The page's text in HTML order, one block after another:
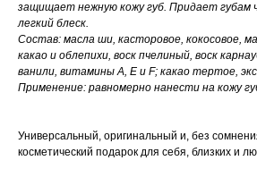
защищает нежную кожу губ. Придает губам
легкий блеск.
Состав: масла ши, касторовое, кокосовое,
какао и облепихи, воск пчелиный, воск
ванили, витамины А, Е и F; какао тертое,
Применение: равномерно нанести на кожу
Универсальный, оригинальный и, без
косметический подарок для себя, близких и